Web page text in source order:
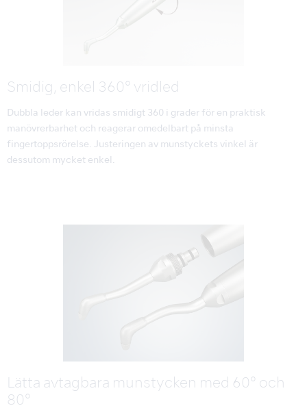
Smidig, enkel 360° vridled
Dubbla leder kan vridas smidigt 360 i grader för en praktisk
manövrerbarhet och reagerar omedelbart på minsta
fingertoppsrörelse. Justeringen av munstyckets vinkel är
dessutom mycket enkel.
Lätta avtagbara munstycken med 60° och
80°